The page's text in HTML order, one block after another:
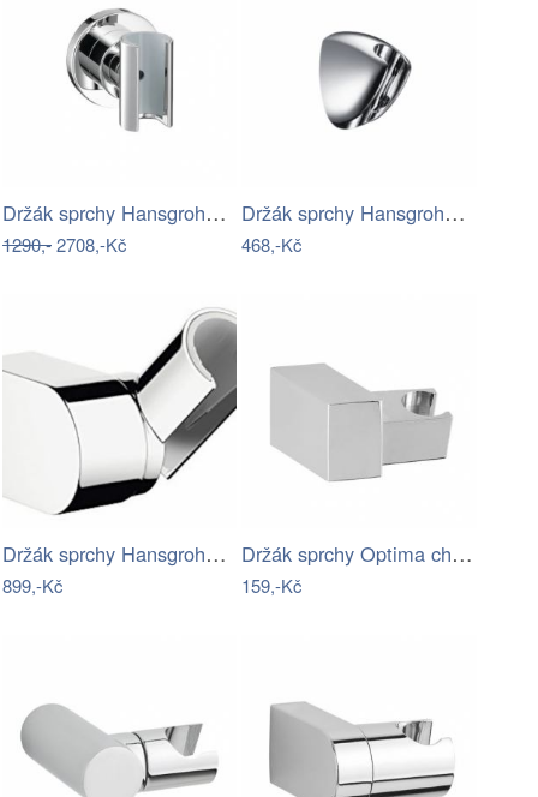
Držák sprchy Hansgrohe Axor Citterio…
1290,-2708,-Kč
Držák sprchy Hansgrohe Porter C chrom…
468,-Kč
Držák sprchy Hansgrohe Porter chrom…
899,-Kč
Držák sprchy Optima chrom OPH035
159,-Kč